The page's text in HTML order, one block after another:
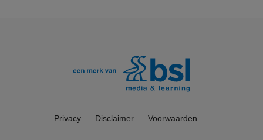
Privacy Disclaimer Voorwaarden